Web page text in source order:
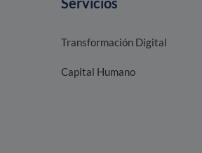
Transformación Digital
Capital Humano